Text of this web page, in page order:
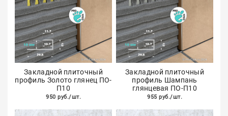
Закладной плиточный
профиль Золото глянец ПО-
П10
950 руб./шт.
Закладной плиточный
профиль Шампань
глянцевая ПО-П10
955 руб./шт.